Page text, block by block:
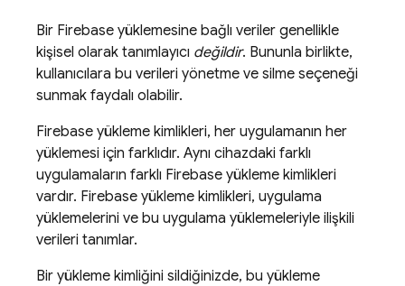
Bir Firebase yüklemesine bağlı veriler genellikle
kişisel olarak tanımlayıcı değildir. Bununla birlikte,
kullanıcılara bu verileri yönetme ve silme seçeneği
sunmak faydalı olabilir.
Firebase yükleme kimlikleri, her uygulamanın her
yüklemesi için farklıdır. Aynı cihazdaki farklı
uygulamaların farklı Firebase yükleme kimlikleri
vardır. Firebase yükleme kimlikleri, uygulama
yüklemelerini ve bu uygulama yüklemeleriyle ilişkili
verileri tanımlar.
Bir yükleme kimliğini sildiğinizde, bu yükleme